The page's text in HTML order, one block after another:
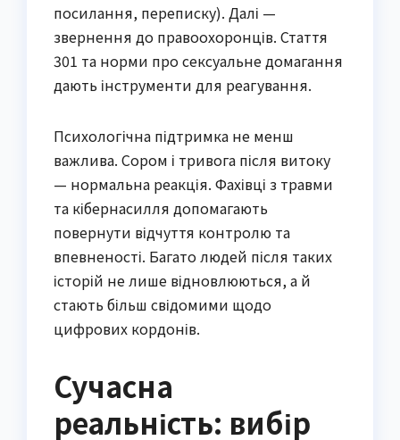
посилання, переписку). Далі —
звернення до правоохоронців. Стаття
301 та норми про сексуальне домагання
дають інструменти для реагування.
Психологічна підтримка не менш
важлива. Сором і тривога після витоку
— нормальна реакція. Фахівці з травми
та кібернасилля допомагають
повернути відчуття контролю та
впевненості. Багато людей після таких
історій не лише відновлюються, а й
стають більш свідомими щодо
цифрових кордонів.
Сучасна
реальність: вибір